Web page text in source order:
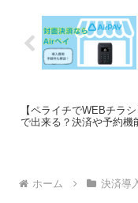
【ペライチでWEBチラ
で出来る？決済や予約機
ホーム 決済導